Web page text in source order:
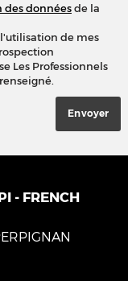
donnéesde la
de mes
Les Professionnels
- FRENCH